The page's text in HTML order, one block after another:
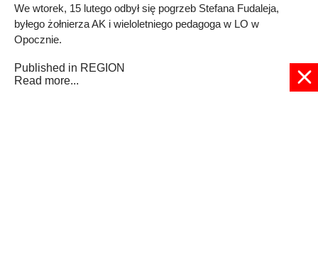
We wtorek, 15 lutego odbył się pogrzeb Stefana Fudaleja,
byłego żołnierza AK i wieloletniego pedagoga w LO w
Opocznie.
Published in REGION
Read more...